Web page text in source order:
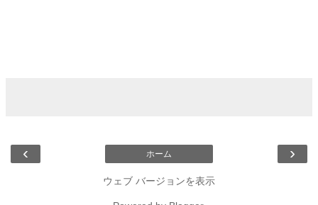
‹ ›
ホーム
ウェブ バージョンを表示